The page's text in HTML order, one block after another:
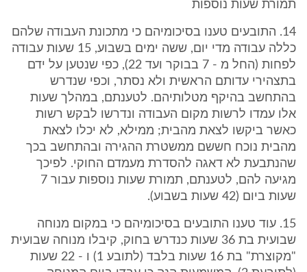
תמורת שעות נוספות
14. התובעים טענו בסיכומיהם כי מתכונת העבודה שלהם
כללה עבודה מדי יום, ששה ימים בשבוע, 15 שעות עבודה
לפחות (החל מ - 7 בבוקר ועד 22), כפי שנטען על ידם
בתצהירי עדותם הראשית ולא נסתר, וכפי שנדרש
בהתחשב בהיקף מטלותיהם. לטענתם, במהלך שעות
אלו עמדו לרשות מקום העבודה ונדרשו לבקש רשות
כאשר ביקשו לצאת מהבית; ממילא, לא יכלו לצאת
מהבית נוכח חששם ממשטרת ההגירה ובהתחשב בכך
שהנתבעת לא דאגה להסדרת מעמדם החוקי. לפיכך
מגיעה להם, לטענתם, תמורת שעות נוספות עבור 7
שעות ביום (42 שעות בשבוע).
15. עוד טענו התובעים בסיכומיהם כי במקום מנוחה
שבועית בת 36 שעות כנדרש בחוק, קיבלו מנוחה שבועית
"מקוצרת" בת 16 שעות בלבד (לתובע 1) ו - 22 שעות